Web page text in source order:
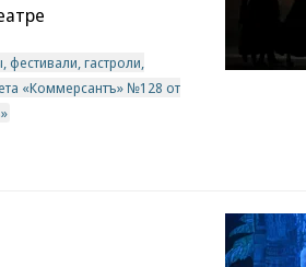
фестивали, гастроли,
«Коммерсантъ» №128 от